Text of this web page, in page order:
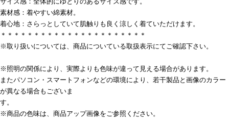
素材感：着やすい綿素材。
着心地：さらっとしていて肌触りも良く涼しく着ていただけます。
＊＊＊＊＊＊＊＊＊＊＊＊＊＊＊＊＊＊＊＊＊＊
※取り扱いについては、商品についている取扱表示にてご確認下さい。
※照明の関係により、実際よりも色味が違って見える場合があります。
またパソコン・スマートフォンなどの環境により、若干製品と画像のカラー
が異なる場合もございま
す。
※商品の色味は、商品アップ画像をご参照ください。